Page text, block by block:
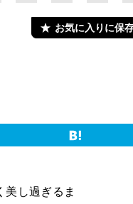
お気に入りに保
し過ぎるま